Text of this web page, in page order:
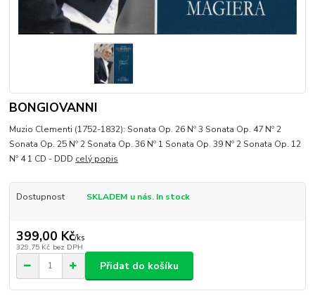
BONGIOVANNI
Muzio Clementi (1752-1832): Sonata Op. 26 Nº 3 Sonata Op. 47 Nº 2
Sonata Op. 25 Nº 2 Sonata Op. 36 Nº 1 Sonata Op. 39 Nº 2 Sonata Op. 12
Nº 4 1 CD - DDD celý popis
Dostupnost SKLADEM u nás. In stock
399,00 Kč/ks
329,75 Kč bez DPH
Přidat do košíku